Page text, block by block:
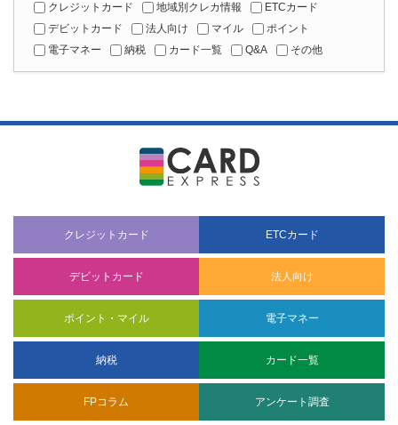
クレジットカード 地域別クレカ情報
ETCカード
デビットカード
法人向け マイル
ポイント
電子マネー
納税 カード一覧 Q&A その他
クレジットカード ETCカード
デビットカード 法人向け
ポイント・マイル 電子マネー
納税 カード一覧
FPコラム アンケート調査